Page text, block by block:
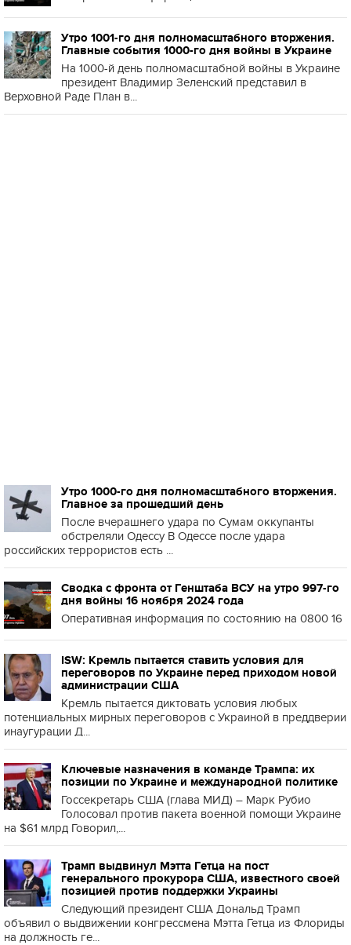
Утро 1001-го дня полномасштабного вторжения.
Главные события 1000-го дня войны в Украине
На 1000-й день полномасштабной войны в Украине
президент Владимир Зеленский представил в
Верховной Раде План в...
Утро 1000-го дня полномасштабного вторжения.
Главное за прошедший день
После вчерашнего удара по Сумам оккупанты
обстреляли Одессу В Одессе после удара
российских террористов есть ...
Сводка с фронта от Генштаба ВСУ на утро 997-го
дня войны 16 ноября 2024 года
Оперативная информация по состоянию на 0800 16
ISW: Кремль пытается ставить условия для
переговоров по Украине перед приходом новой
администрации США
Кремль пытается диктовать условия любых
потенциальных мирных переговоров с Украиной в преддверии
инаугурации Д...
Ключевые назначения в команде Трампа: их
позиции по Украине и международной политике
Госсекретарь США (глава МИД) – Марк Рубио
Голосовал против пакета военной помощи Украине
на $61 млрд Говорил,...
Трамп выдвинул Мэтта Гетца на пост
генерального прокурора США, известного своей
позицией против поддержки Украины
Следующий президент США Дональд Трамп
объявил о выдвижении конгрессмена Мэтта Гетца из Флориды
на должность ге...